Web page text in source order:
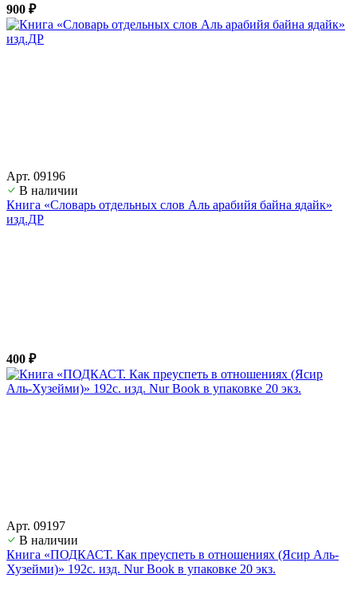
900 ₽
Арт. 09196
В наличии
Книга «Словарь отдельных слов Аль арабийя байна ядайк»
изд.ДР
400 ₽
Арт. 09197
В наличии
Книга «ПОДКАСТ. Как преуспеть в отношениях (Ясир Аль-
Хузейми)» 192с. изд. Nur Book в упаковке 20 экз.